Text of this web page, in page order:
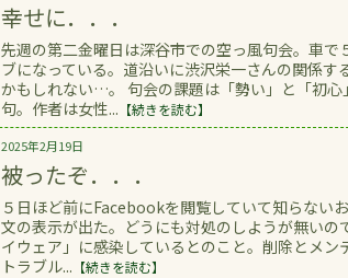
幸せに．．．
先週の第二金曜日は深谷市での空っ風句会。車
ブになっている。道沿いに渋沢栄一さんの関係
かもしれない…。 句会の課題は「勢い」と「初
句。作者は女性... 【続きを読む】
2025年2月19日
被ったぞ．．．
５日ほど前にFacebookを閲覧していて知らない
文の表示が出た。どうにも対処のしようが無い
イウェア」に感染しているとのこと。削除とメ
トラブル... 【続きを読む】